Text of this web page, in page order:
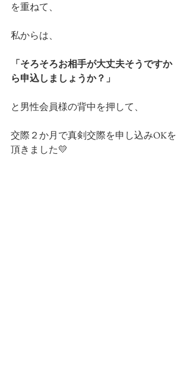
を重ねて、
私からは、
「そろそろお相手が大丈夫そうですか
ら申込しましょうか？」
と男性会員様の背中を押して、
交際２か月で真剣交際を申し込みOKを
頂きました💛